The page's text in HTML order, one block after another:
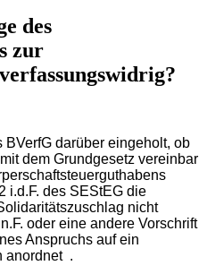
des
zur
darüber eingeholt, ob
dem Grundgesetz vereinbar
i.d.F. des SEStEG die
nicht
oder eine andere Vorschrift
Anspruchs auf ein
anordnet .